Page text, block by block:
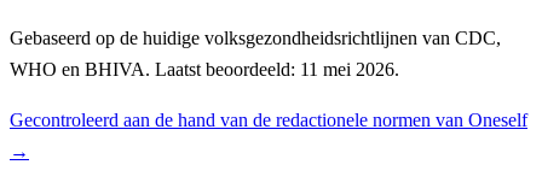
Gebaseerd op de huidige volksgezondheidsrichtlijnen van CDC,
WHO en BHIVA. Laatst beoordeeld: 11 mei 2026.
Gecontroleerd aan de hand van de redactionele normen van Oneself
→